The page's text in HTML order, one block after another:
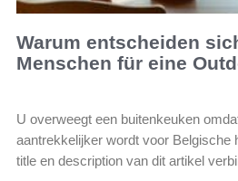
Warum entscheiden
Menschen für eine
U overweegt een buitenkeuken
aantrekkelijker wordt voor Belgische
title en description van dit artikel